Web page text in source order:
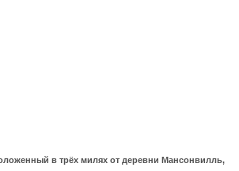
в трёх милях от деревни Мансонвилль,